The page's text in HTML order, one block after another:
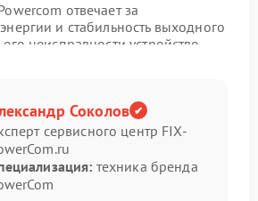
отвечает за
и стабильность выходного
неисправности устройство
корректно поддерживать работу
можно по следующим
Соколов
сервисного центр FIX-
техника бренда